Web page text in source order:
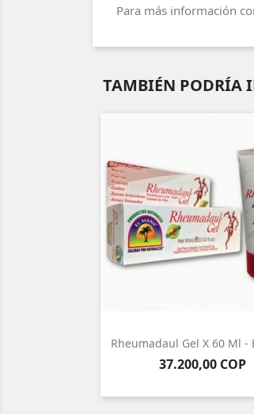
Para más información
TAMBIÉN PODRÍA
Rheumadaul Gel X 60 Ml -
Precio
37.200,00 COP